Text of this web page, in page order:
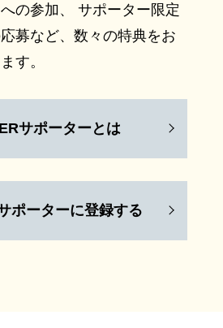
の参加、 サポーター限定
募など、数々の特典をお
す。
サポーターとは
ポーターに登録する